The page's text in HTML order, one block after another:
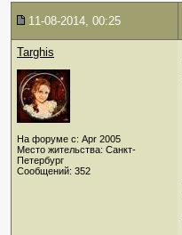
11-08-2014, 00:25
Targhis
На форуме с: Apr 2005
Место жительства: Санкт-
Петербург
Сообщений: 352